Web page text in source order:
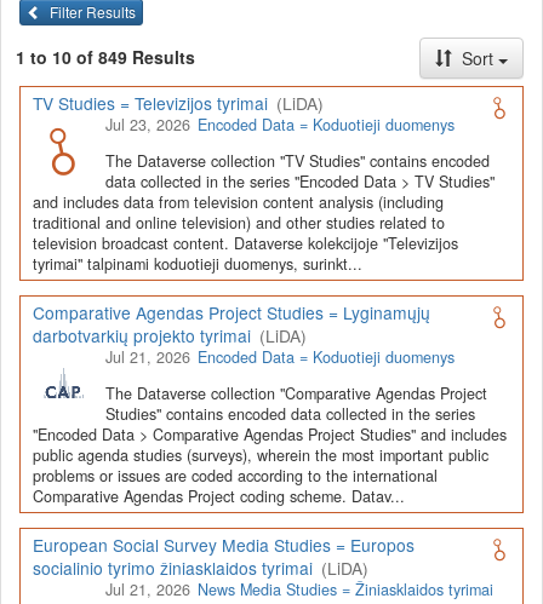
infrastruktūra, suteikianti prieigą prie daugiau nei 600 duomenų ir
tyrimų išteklių. Visi duomenų ir tyrimų ištekliai yra dokumentuoti
lietuvių ir anglų kalbomis pagal tarptautinius standartus. LiDA
įsikūręsKauno technologijos universiteto Duomenų analizės
ir archyvavimo (DAtA) centre( data.ktu.edu
Prieigai prie išteklių naudojama ši
visi ištekliai prieinami, nes 2020-2029 m. vykdomas perkėlimo iš
senosios infrastruktūros projektas). LiDA kuruoja įvairių tipų
išteklius ir jie publikuojami atskiruose kataloguose pagal tipą:
Apklausų duomenys ,Interviu duomenys,Agreguotieji duomenys
(įskaitant Istorinę statistiką),Tekstiniai duomenys
duomenys(įskaitant Žiniasklaidos tyrimus). Taip pat LiDA
talpinami didelių nacionalinių projektų duomenys (Didelių projektų
duomenys) ir Lietuvos aukštojo mokslo ir studijų bei Lietuvos
valstybės institucijų deponuoti socialinių ir humanitarinių mokslų
duomenų rinkiniai (Kitų institucijų duomenys). Norintiemsišmokti
šia talpykla, surasti ir parsisiųsti duomenis, siūlome
susipažinti suLiDA Dataverse talpyklos naudotojo vadovu.
Depozitoriai, kurie norėtų deponuoti savo duomenis į LiDA
Dataverse talpyklą, turėtų susipažinti su informacija
puslapyje.
Filter Results
1 to 10 of 849 Results
Sort
TV Studies = Televizijos tyrimai (LiDA)
Jul 23, 2026 Encoded Data = Koduotieji duomenys
The Dataverse collection "TV Studies" contains encoded
data collected in the series "Encoded Data > TV Studies"
and includes data from television content analysis (including
traditional and online television) and other studies related to
television broadcast content. Dataverse kolekcijoje "Televizijos
tyrimai" talpinami koduotieji duomenys, surinkt...
Comparative Agendas Project Studies = Lyginamųjų
darbotvarkių projekto tyrimai (LiDA)
Jul 21, 2026 Encoded Data = Koduotieji duomenys
The Dataverse collection "Comparative Agendas Project
Studies" contains encoded data collected in the series
"Encoded Data > Comparative Agendas Project Studies" and includes
public agenda studies (surveys), wherein the most important public
problems or issues are coded according to the international
Comparative Agendas Project coding scheme. Datav...
European Social Survey Media Studies = Europos
socialinio tyrimo žiniasklaidos tyrimai (LiDA)
Jul 21, 2026 News Media Studies = Žiniasklaidos tyrimai